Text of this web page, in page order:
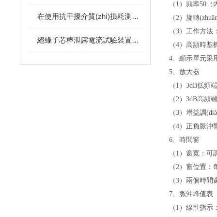
在使用抗干擾介質(zhì)損耗測試儀之前這些事情一定要注意
絕緣子芯棒泄露電流試驗裝置操作步驟簡單介紹
（1）頻率50（內
（2）旋轉
（3）工作方
（4）高頻時基
4、顯示單元采
5、放大器
（1）3dB低頻
（2）3dB高頻端
（3）增益調
（4）正負脈
6、時間窗
（1）窗寬：
（2）窗位置：
（3）兩個時間
7、脈沖峰值表
（1）線性指示